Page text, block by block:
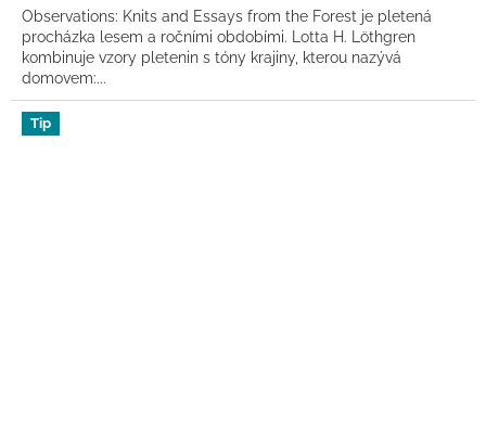
Observations: Knits and Essays from the Forest je pletená
procházka lesem a ročními obdobími. Lotta H. Löthgren
kombinuje vzory pletenin s tóny krajiny, kterou nazývá
domovem:...
Tip